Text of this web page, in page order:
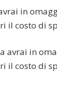
in
il costo di
avrai in
il costo di